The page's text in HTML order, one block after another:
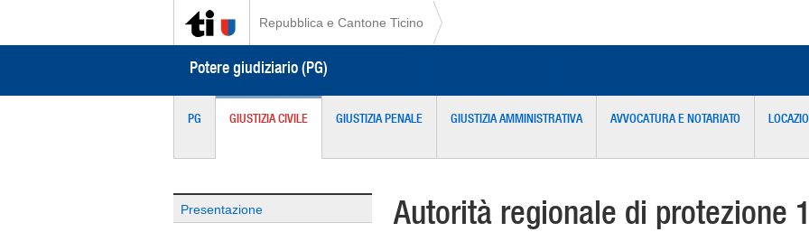
Repubblica e Cantone Ticino
Potere giudiziario (PG)
PG GIUSTIZIA CIVILE GIUSTIZIA PENALE GIUSTIZIA AMMINISTRATIVA AVVOCATURA E NOTARIATO
Presentazione Autorità regionale di protezione